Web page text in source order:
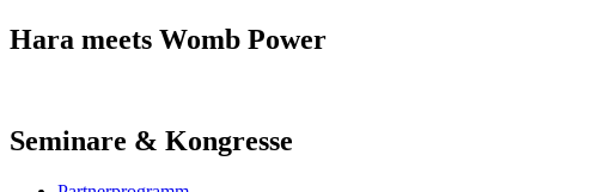
Hara meets Womb Power
Seminare & Kongresse